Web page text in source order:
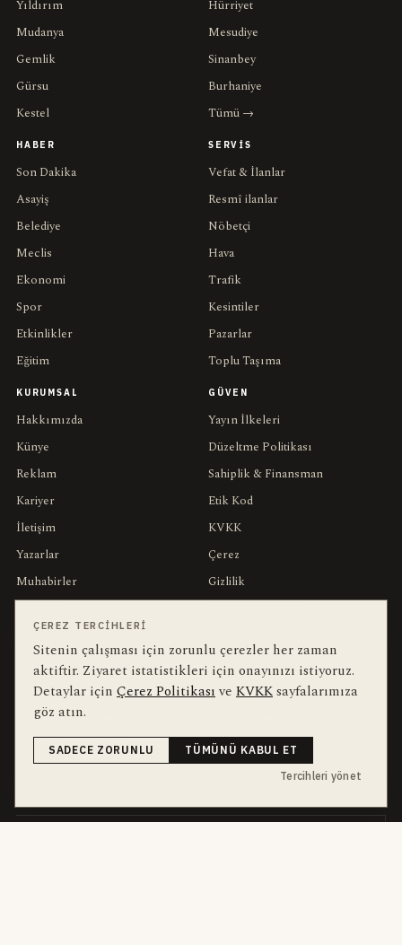
Yıldırım
Mudanya
Gemlik
Gürsu
Kestel
Hürriyet
Mesudiye
Sinanbey
Burhaniye
Tümü →
HABER
Son Dakika
Asayiş
Belediye
Meclis
Ekonomi
Spor
Etkinlikler
Eğitim
SERVIS
Vefat & İlanlar
Resmî ilanlar
Nöbetçi
Hava
Trafik
Kesintiler
Pazarlar
Toplu Taşıma
KURUMSAL
Hakkımızda
Künye
Reklam
Kariyer
İletişim
Yazarlar
Muhabirler
GÜVEN
Yayın İlkeleri
Düzeltme Politikası
Sahiplik & Finansman
Etik Kod
KVKK
Çerez
Gizlilik
YEREL ARANANLARbu hafta en çok aranan
İnegöl inegol-belediyesi alper-taban trafik-kazasi
İnegöl Haber
Güncel
Haberler
Ekonomi
İnegölspor
ÇEREZ TERCIHLERI
Sitenin çalışması için zorunlu çerezler her zaman
aktiftir. Ziyaret istatistikleri için onayınızı istiyoruz.
Detaylar için Çerez Politikasıve KVKKsayfalarımıza
göz atın.
SADECE ZORUNLU
TÜMÜNÜ KABUL ET
Tercihleri yönet